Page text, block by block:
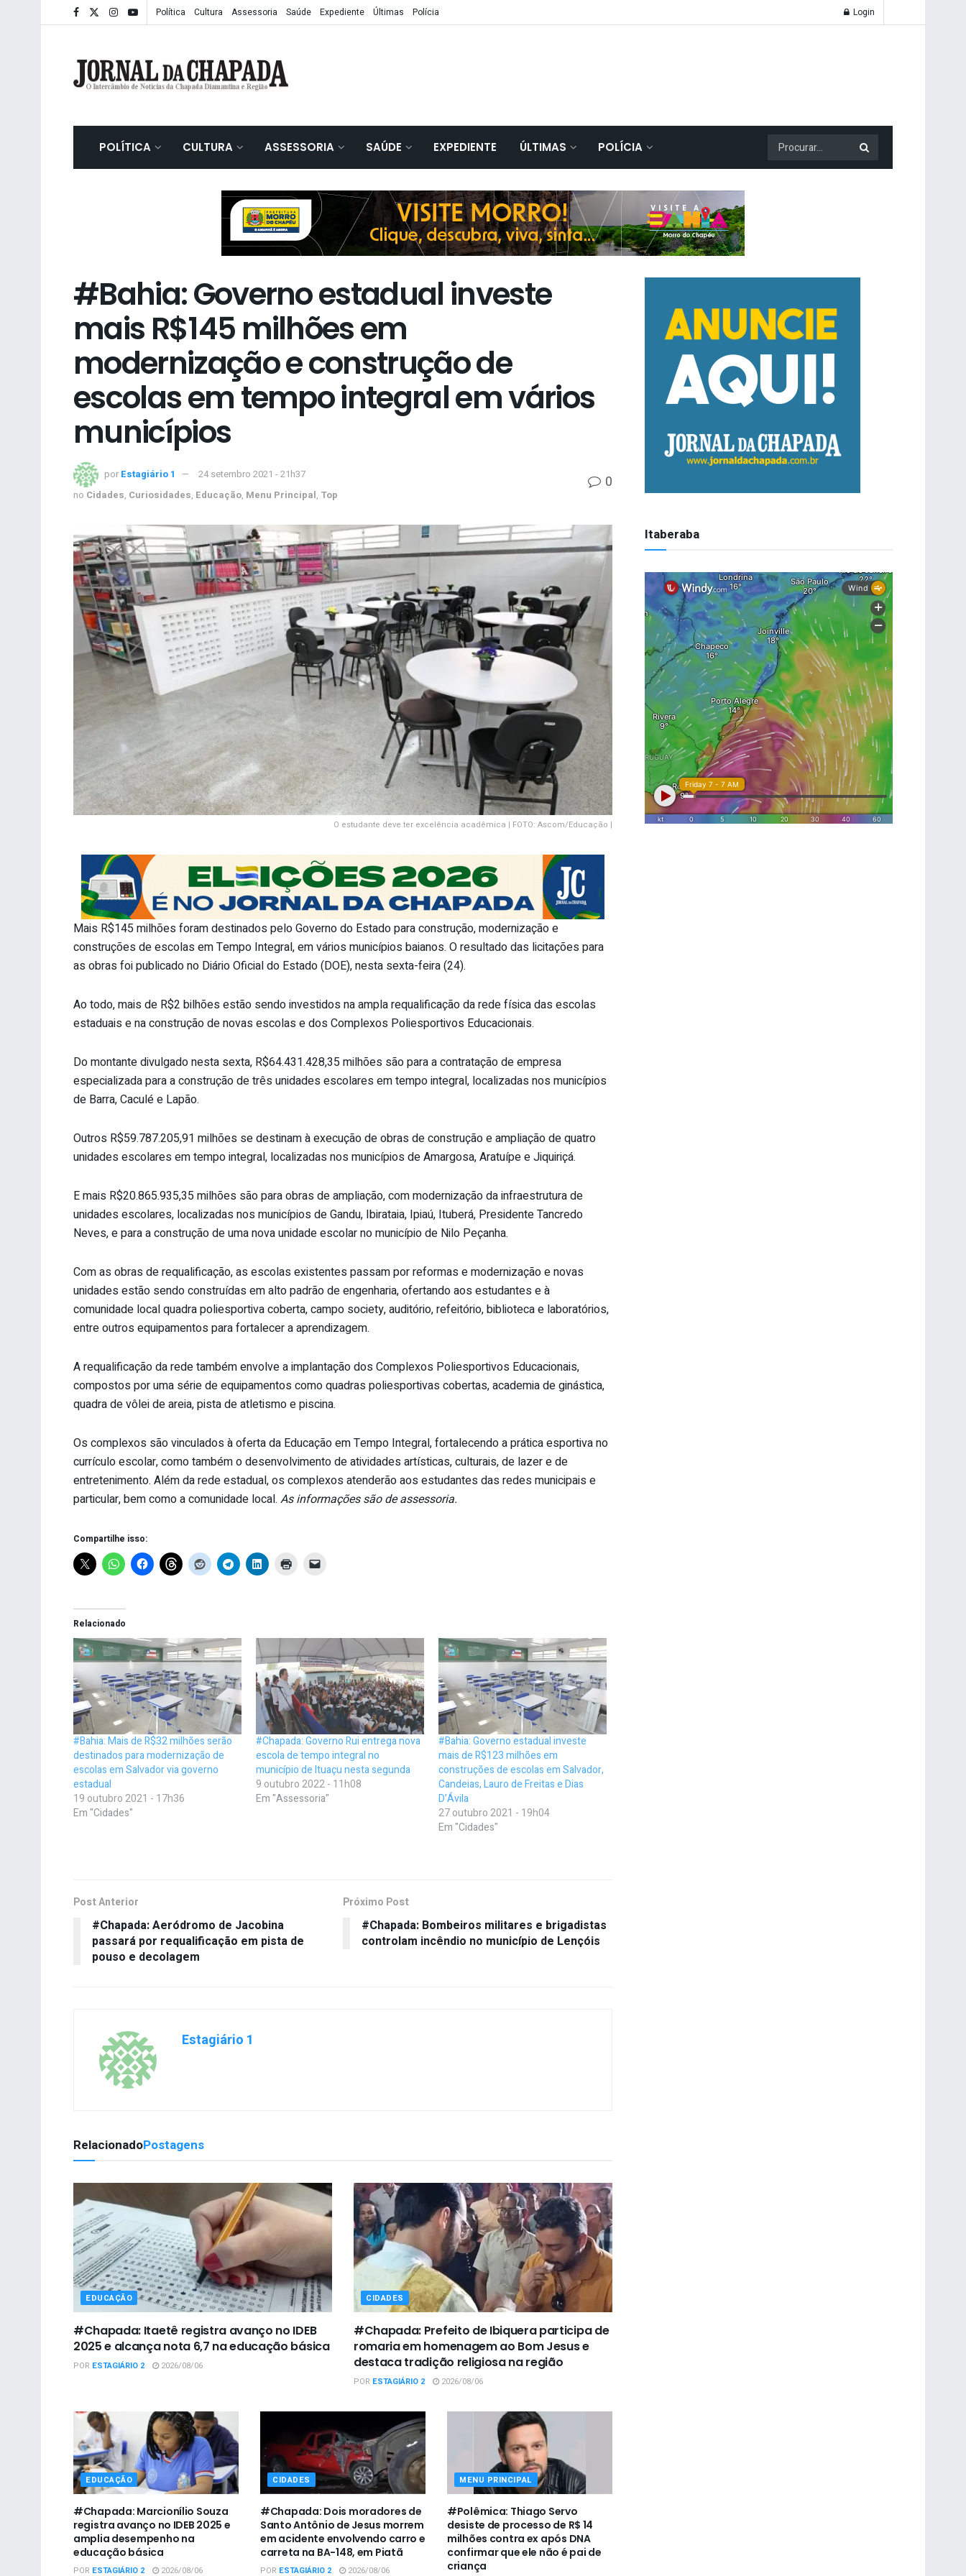
Política Cultura Assessoria Saúde Expediente Últimas Polícia Login
POLÍTICA CULTURA ASSESSORIA SAÚDE EXPEDIENTE ÚLTIMAS POLÍCIA
#Bahia: Governo estadual investe
mais R$145 milhões em
modernização e construção de
escolas em tempo integral em vários
municípios
por Estagiário 1
24 setembro 2021 - 21h37
no Cidades, Curiosidades, Educação, Menu Principal, Top
0
O estudante deve ter excelência acadêmica | FOTO: Ascom/Educação |
Mais R$145 milhões foram destinados pelo Governo do Estado para construção, modernização e
construções de escolas em Tempo Integral, em vários municípios baianos. O resultado das licitações para
as obras foi publicado no Diário Oficial do Estado (DOE), nesta sexta-feira (24).
Ao todo, mais de R$2 bilhões estão sendo investidos na ampla requalificação da rede física das escolas
estaduais e na construção de novas escolas e dos Complexos Poliesportivos Educacionais.
Do montante divulgado nesta sexta, R$64.431.428,35 milhões são para a contratação de empresa
especializada para a construção de três unidades escolares em tempo integral, localizadas nos municípios
de Barra, Caculé e Lapão.
Outros R$59.787.205,91 milhões se destinam à execução de obras de construção e ampliação de quatro
unidades escolares em tempo integral, localizadas nos municípios de Amargosa, Aratuípe e Jiquiriçá.
E mais R$20.865.935,35 milhões são para obras de ampliação, com modernização da infraestrutura de
unidades escolares, localizadas nos municípios de Gandu, Ibirataia, Ipiaú, Ituberá, Presidente Tancredo
Neves, e para a construção de uma nova unidade escolar no município de Nilo Peçanha.
Com as obras de requalificação, as escolas existentes passam por reformas e modernização e novas
unidades estão sendo construídas em alto padrão de engenharia, ofertando aos estudantes e à
comunidade local quadra poliesportiva coberta, campo society, auditório, refeitório, biblioteca e laboratórios,
entre outros equipamentos para fortalecer a aprendizagem.
A requalificação da rede também envolve a implantação dos Complexos Poliesportivos Educacionais,
compostos por uma série de equipamentos como quadras poliesportivas cobertas, academia de ginástica,
quadra de vôlei de areia, pista de atletismo e piscina.
Os complexos são vinculados à oferta da Educação em Tempo Integral, fortalecendo a prática esportiva no
currículo escolar, como também o desenvolvimento de atividades artísticas, culturais, de lazer e de
entretenimento. Além da rede estadual, os complexos atenderão aos estudantes das redes municipais e
particular, bem como a comunidade local. As informações são de assessoria.
Compartilhe isso:
Relacionado
#Bahia: Mais de R$32 milhões serão
destinados para modernização de
escolas em Salvador via governo
estadual
19 outubro 2021 - 17h36
Em "Cidades"
#Chapada: Governo Rui entrega nova
escola de tempo integral no
município de Ituaçu nesta segunda
9 outubro 2022 - 11h08
Em "Assessoria"
#Bahia: Governo estadual investe
mais de R$123 milhões em
construções de escolas em Salvador,
Candeias, Lauro de Freitas e Dias
D’Ávila
27 outubro 2021 - 19h04
Em "Cidades"
Post Anterior
#Chapada: Aeródromo de Jacobina
passará por requalificação em pista de
pouso e decolagem
Próximo Post
#Chapada: Bombeiros militares e brigadistas
controlam incêndio no município de Lençóis
Estagiário 1
RelacionadoPostagens
EDUCAÇÃO
#Chapada: Itaetê registra avanço no IDEB
2025 e alcança nota 6,7 na educação básica
POR ESTAGIÁRIO 2 2026/08/06
CIDADES
#Chapada: Prefeito de Ibiquera participa de
romaria em homenagem ao Bom Jesus e
destaca tradição religiosa na região
POR ESTAGIÁRIO 2 2026/08/06
EDUCAÇÃO
#Chapada: Marcionílio Souza
registra avanço no IDEB 2025 e
amplia desempenho na
educação básica
POR ESTAGIÁRIO 2 2026/08/06
CIDADES
#Chapada: Dois moradores de
Santo Antônio de Jesus morrem
em acidente envolvendo carro e
carreta na BA-148, em Piatã
POR ESTAGIÁRIO 2 2026/08/06
MENU PRINCIPAL
#Polêmica: Thiago Servo
desiste de processo de R$ 14
milhões contra ex após DNA
confirmar que ele não é pai de
criança
Itaberaba